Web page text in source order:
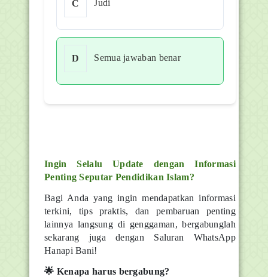
C Judi
D Semua jawaban benar
Ingin Selalu Update dengan Informasi
Penting Seputar Pendidikan Islam?
Bagi Anda yang ingin mendapatkan informasi
terkini, tips praktis, dan pembaruan penting
lainnya langsung di genggaman, bergabunglah
sekarang juga dengan Saluran WhatsApp
Hanapi Bani!
🌟 Kenapa harus bergabung?